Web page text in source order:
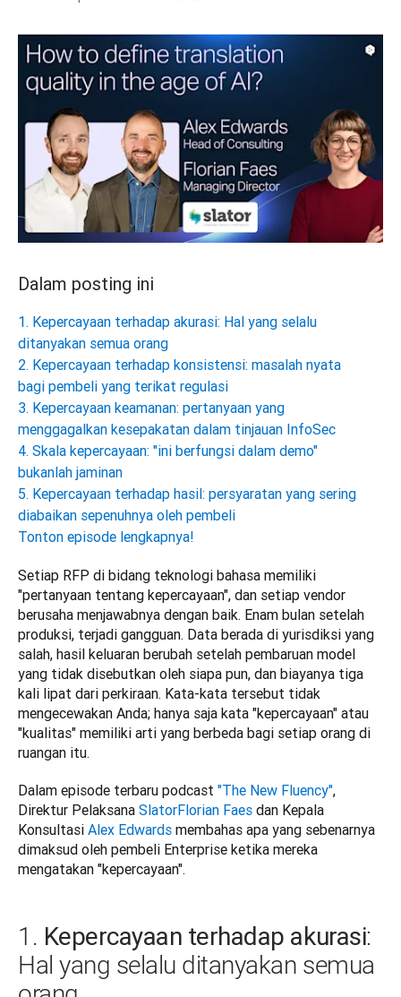
Dalam posting ini
1. Kepercayaan terhadap akurasi: Hal yang selalu
ditanyakan semua orang
2. Kepercayaan terhadap konsistensi: masalah nyata
bagi pembeli yang terikat regulasi
3. Kepercayaan keamanan: pertanyaan yang
menggagalkan kesepakatan dalam tinjauan InfoSec
4. Skala kepercayaan: "ini berfungsi dalam demo"
bukanlah jaminan
5. Kepercayaan terhadap hasil: persyaratan yang sering
diabaikan sepenuhnya oleh pembeli
Tonton episode lengkapnya!
Setiap RFP di bidang teknologi bahasa memiliki
"pertanyaan tentang kepercayaan", dan setiap vendor
berusaha menjawabnya dengan baik. Enam bulan setelah
produksi, terjadi gangguan. Data berada di yurisdiksi yang
salah, hasil keluaran berubah setelah pembaruan model
yang tidak disebutkan oleh siapa pun, dan biayanya tiga
kali lipat dari perkiraan. Kata-kata tersebut tidak
mengecewakan Anda; hanya saja kata "kepercayaan" atau
"kualitas" memiliki arti yang berbeda bagi setiap orang di
ruangan itu.
Dalam episode terbaru podcast "The New Fluency",
Direktur Pelaksana SlatorFlorian Faes dan Kepala
Konsultasi Alex Edwards membahas apa yang sebenarnya
dimaksud oleh pembeli Enterprise ketika mereka
mengatakan "kepercayaan".
1. Kepercayaan terhadap akurasi:
Hal yang selalu ditanyakan semua